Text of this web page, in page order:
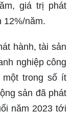
giá trị phát
12%/năm.
hành, tài sản
nghiệp công
một trong số ít
sản đã phát
năm 2023 tới